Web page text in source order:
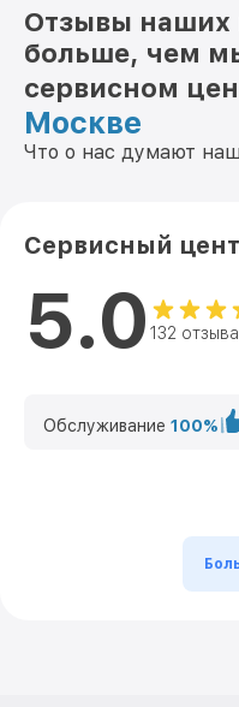
Отзывы наших
больше, чем
сервисном
Москве
Что о нас думают
Сервисный
5.0 132
Обслуживание 100%